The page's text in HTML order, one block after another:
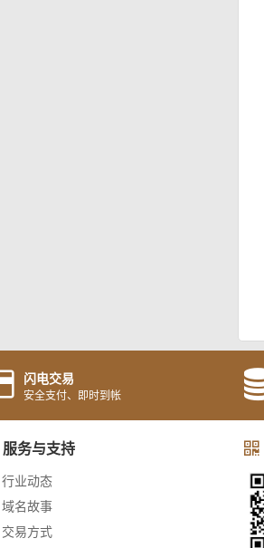
闪电交易
安全支付、即时到帐
服务与支持
行业动态
域名故事
交易方式